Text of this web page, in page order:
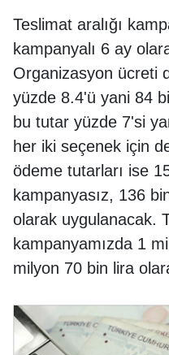
Teslimat aralığı
kampanyalı 6 ay
Organizasyon ücreti
yüzde 8.4'ü yani 84
bu tutar yüzde 7'si
her iki seçenek için
ödeme tutarları ise
kampanyasız, 136
olarak uygulanacak.
kampanyamızda 1
milyon 70 bin lira